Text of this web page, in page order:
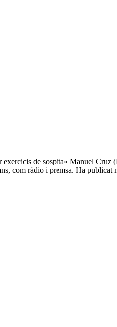
de sospita» Manuel Cruz
com ràdio i premsa. Ha